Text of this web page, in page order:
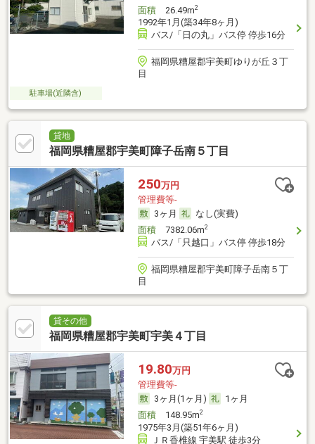
面積26.49m2
1992年1月(築34年8ヶ月)
バス/「日の丸」バス停 停歩16分
福岡県糟屋郡宇美町ゆりが丘３丁
目
駐車場(近隣含)
貸地
福岡県糟屋郡宇美町障子岳南５丁目
250万円
管理費等-
3ヶ月
なし(実費)
面積7382.06m2
バス/「只越口」バス停 停歩18分
福岡県糟屋郡宇美町障子岳南５丁
目
貸その他
福岡県糟屋郡宇美町宇美４丁目
19.80万円
管理費等-
3ヶ月(1ヶ月)
1ヶ月
面積148.95m2
1975年3月(築51年6ヶ月)
ＪＲ香椎線 宇美駅 徒歩3分